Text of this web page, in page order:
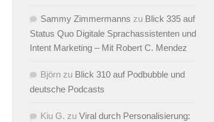
Sammy Zimmermanns zu Blick 335 auf
Status Quo Digitale Sprachassistenten und
Intent Marketing – Mit Robert C. Mendez
Björn zu Blick 310 auf Podbubble und
deutsche Podcasts
Kiu G. zu Viral durch Personalisierung: